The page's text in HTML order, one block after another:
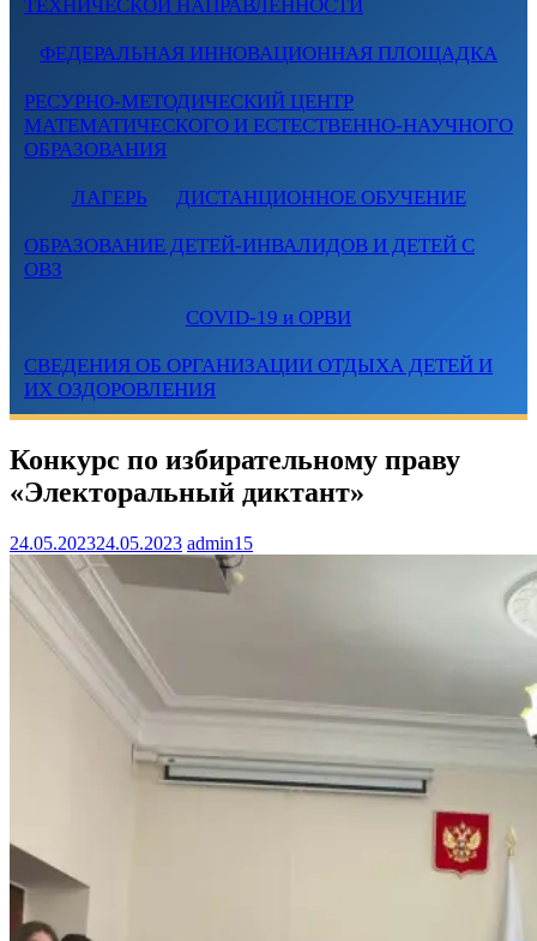
ТЕХНИЧЕСКОЙ НАПРАВЛЕННОСТИ
ФЕДЕРАЛЬНАЯ ИННОВАЦИОННАЯ ПЛОЩАДКА
РЕСУРНО-МЕТОДИЧЕСКИЙ ЦЕНТР
МАТЕМАТИЧЕСКОГО И ЕСТЕСТВЕННО-НАУЧНОГО
ОБРАЗОВАНИЯ
ЛАГЕРЬ ДИСТАНЦИОННОЕ ОБУЧЕНИЕ
ОБРАЗОВАНИЕ ДЕТЕЙ-ИНВАЛИДОВ И ДЕТЕЙ С
ОВЗ
COVID-19 и ОРВИ
СВЕДЕНИЯ ОБ ОРГАНИЗАЦИИ ОТДЫХА ДЕТЕЙ И
ИХ ОЗДОРОВЛЕНИЯ
Конкурс по избирательному праву
«Электоральный диктант»
24.05.202324.05.2023 admin15